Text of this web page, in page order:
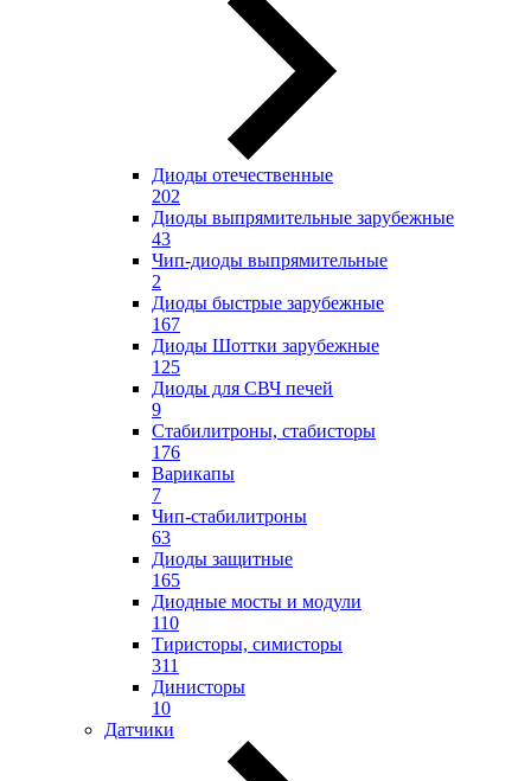
Диоды отечественные
202
Диоды выпрямительные зарубежные
43
Чип-диоды выпрямительные
2
Диоды быстрые зарубежные
167
Диоды Шоттки зарубежные
125
Диоды для СВЧ печей
9
Стабилитроны, стабисторы
176
Варикапы
7
Чип-стабилитроны
63
Диоды защитные
165
Диодные мосты и модули
110
Тиристоры, симисторы
311
Динисторы
10
Датчики